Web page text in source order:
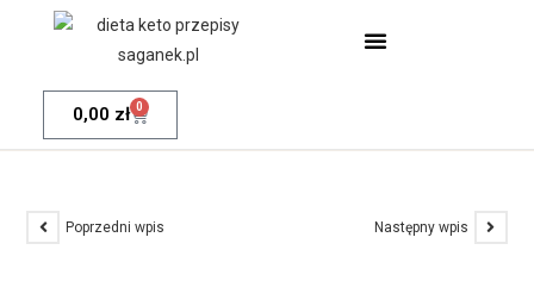
0,00 zł 0
Poprzedni wpis Następny wpis